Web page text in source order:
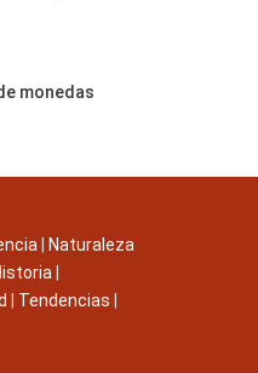
monedas
Naturaleza
Tendencias